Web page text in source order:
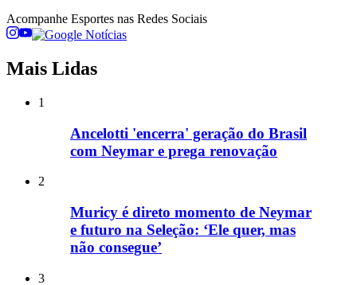
Acompanhe Esportes nas Redes Sociais
Mais Lidas
1
Ancelotti 'encerra' geração do Brasil
com Neymar e prega renovação
2
Muricy é direto momento de Neymar
e futuro na Seleção: ‘Ele quer, mas
não consegue’
3